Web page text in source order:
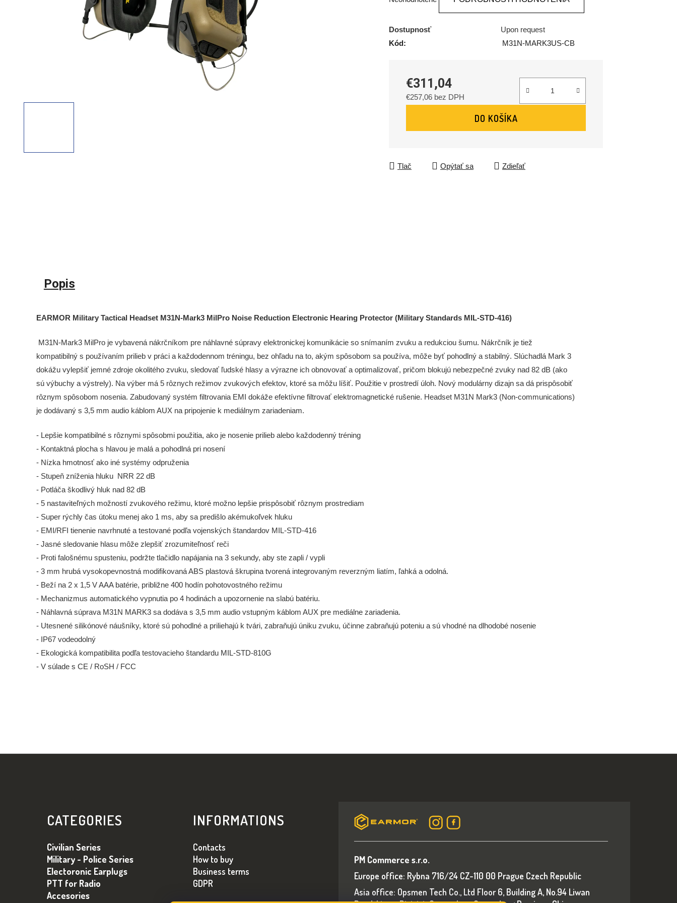
je
0,0
hviezdičiek.
Dostupnosť
Upon request
Kód:
M31N-MARK3US-CB
€311,04
€257,06 bez DPH
DO KOŠÍKA
Tlač Opýtať sa Zdieľať
Popis
EARMOR Military Tactical Headset M31N-Mark3 MilPro Noise Reduction Electronic Hearing Protector (Military Standards MIL-STD-416)
M31N-Mark3 MilPro je vybavená nákrčníkom pre náhlavné súpravy elektronickej komunikácie so snímaním zvuku a redukciou šumu. Nákrčník je tiež
kompatibilný s používaním prilieb v práci a každodennom tréningu, bez ohľadu na to, akým spôsobom sa používa, môže byť pohodlný a stabilný. Slúchadlá Mark 3
dokážu vylepšiť jemné zdroje okolitého zvuku, sledovať ľudské hlasy a výrazne ich obnovovať a optimalizovať, pričom blokujú nebezpečné zvuky nad 82 dB (ako
sú výbuchy a výstrely). Na výber má 5 rôznych režimov zvukových efektov, ktoré sa môžu líšiť. Použitie v prostredí úloh. Nový modulárny dizajn sa dá prispôsobiť
rôznym spôsobom nosenia. Zabudovaný systém filtrovania EMI dokáže efektívne filtrovať elektromagnetické rušenie. Headset M31N Mark3 (Non-communications)
je dodávaný s 3,5 mm audio káblom AUX na pripojenie k mediálnym zariadeniam.
- Lepšie kompatibilné s rôznymi spôsobmi použitia, ako je nosenie prilieb alebo každodenný tréning
- Kontaktná plocha s hlavou je malá a pohodlná pri nosení
- Nízka hmotnosť ako iné systémy odpruženia
- Stupeň zníženia hluku NRR 22 dB
- Potláča škodlivý hluk nad 82 dB
- 5 nastaviteľných možností zvukového režimu, ktoré možno lepšie prispôsobiť rôznym prostrediam
- Super rýchly čas útoku menej ako 1 ms, aby sa predišlo akémukoľvek hluku
- EMI/RFI tienenie navrhnuté a testované podľa vojenských štandardov MIL-STD-416
- Jasné sledovanie hlasu môže zlepšiť zrozumiteľnosť reči
- Proti falošnému spusteniu, podržte tlačidlo napájania na 3 sekundy, aby ste zapli / vypli
- 3 mm hrubá vysokopevnostná modifikovaná ABS plastová škrupina tvorená integrovaným reverzným liatím, ľahká a odolná.
- Beží na 2 x 1,5 V AAA batérie, približne 400 hodín pohotovostného režimu
- Mechanizmus automatického vypnutia po 4 hodinách a upozornenie na slabú batériu.
- Náhlavná súprava M31N MARK3 sa dodáva s 3,5 mm audio vstupným káblom AUX pre mediálne zariadenia.
- Utesnené silikónové náušníky, ktoré sú pohodlné a priliehajú k tvári, zabraňujú úniku zvuku, účinne zabraňujú poteniu a sú vhodné na dlhodobé nosenie
- IP67 vodeodolný
- Ekologická kompatibilita podľa testovacieho štandardu MIL-STD-810G
- V súlade s CE / RoSH / FCC
CATEGORIES
Civilian Series
Military - Police Series
Electoronic Earplugs
PTT for Radio
Accesories
INFORMATIONS
Contacts
How to buy
Business terms
GDPR
PM Commerce s.r.o.
Europe office: Rybna 716/24 CZ-110 00 Prague Czech Republic
Asia office: Opsmen Tech Co., Ltd Floor 6, Building A, No.94 Liwan